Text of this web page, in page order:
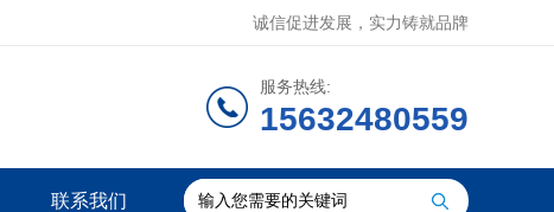
诚信促进发展，实力铸就品牌
服务热线:
15632480559
联系我们